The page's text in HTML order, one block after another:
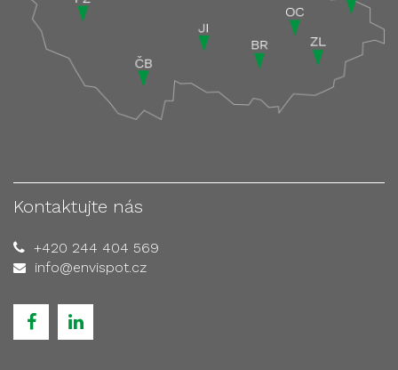
Kontaktujte nás
+420 244 404 569
info@envispot.cz